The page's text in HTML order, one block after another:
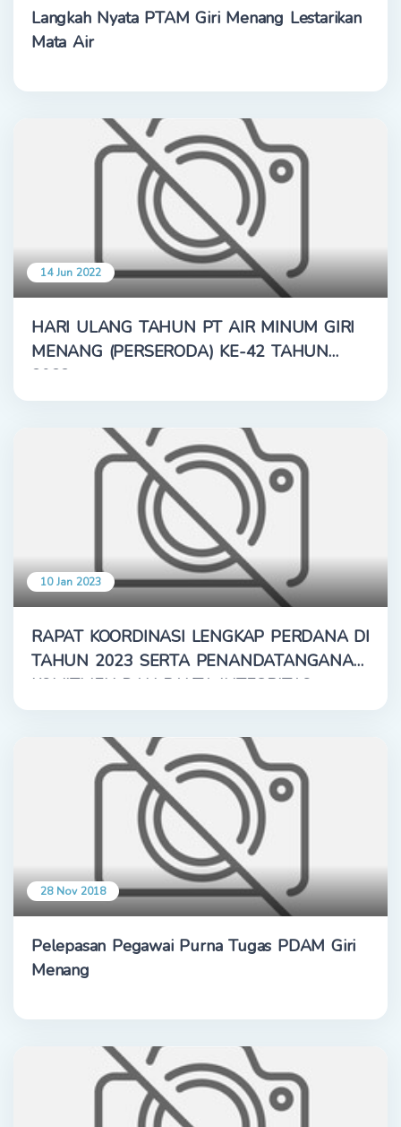
Langkah Nyata PTAM Giri Menang Lestarikan
Mata Air
14 Jun 2022
HARI ULANG TAHUN PT AIR MINUM GIRI
MENANG (PERSERODA) KE-42 TAHUN
2022
10 Jan 2023
RAPAT KOORDINASI LENGKAP PERDANA DI
TAHUN 2023 SERTA PENANDATANGANAN
KOMITMEN DAN PAKTA INTEGRITAS
28 Nov 2018
Pelepasan Pegawai Purna Tugas PDAM Giri
Menang